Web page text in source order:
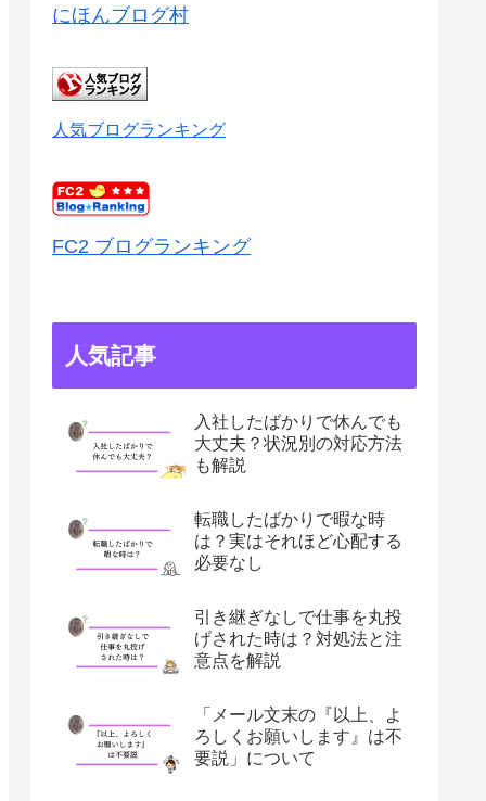
にほんブログ村
人気ブログランキング
FC2 ブログランキング
人気記事
入社したばかりで休んでも
大丈夫？状況別の対応方法
も解説
転職したばかりで暇な時
は？実はそれほど心配する
必要なし
引き継ぎなしで仕事を丸投
げされた時は？対処法と注
意点を解説
「メール文末の『以上、よ
ろしくお願いします』は不
要説」について